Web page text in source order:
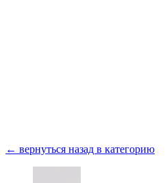
← вернуться назад в категорию